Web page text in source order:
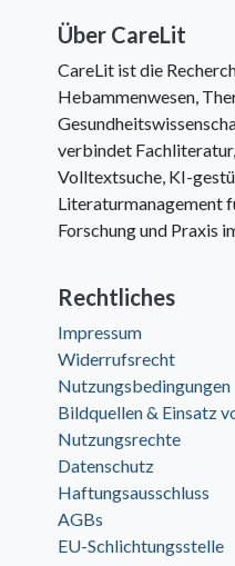
Über CareLit
CareLit ist die
Hebammenwesen,
verbindet
Volltextsuche, KI-
Literaturmanagement
Forschung und Praxis
Rechtliches
Impressum
Widerrufsrecht
Nutzungsbedingungen
Bildquellen & Einsatz
Nutzungsrechte
Datenschutz
Haftungsausschluss
AGBs
EU-Schlichtungsstelle